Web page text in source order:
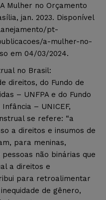
Mulher no Orçamento
jan. 2023. Disponível
pt-
a-mulher-no-
em 04/03/2024.
no Brasil:
direitos, do Fundo de
– UNFPA e do Fundo
– UNICEF,
se refere: “a
a direitos e insumos de
para meninas,
não binárias que
a direitos e
para retroalimentar
de gênero,